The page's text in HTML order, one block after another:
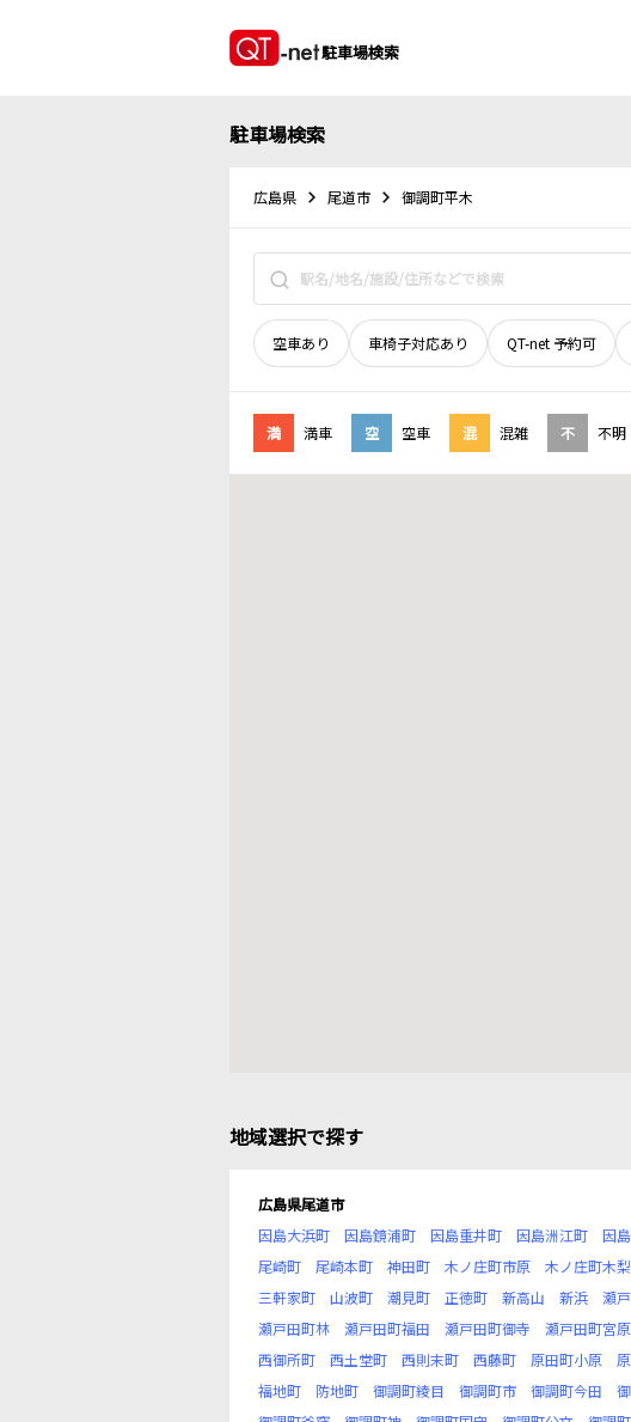
駐車場検索
駐車場検索
広島県 尾道市 御調町平木
空車あり 車椅子対応あり QT-net 予約可
満 満車 空 空車 混 混雑 不 不明
地域選択で探す
広島県尾道市
因島大浜町
因島鏡浦町 因島重井町 因島洲江町 因
尾崎町
尾崎本町 神田町 木ノ庄町市原 木ノ庄町木梨
三軒家町
山波町 潮見町 正徳町 新高山 新浜 瀬
瀬戸田町林
瀬戸田町福田 瀬戸田町御寺 瀬戸田町宮原
西御所町
西土堂町 西則末町 西藤町 原田町小原
福地町
防地町 御調町綾目 御調町市 御調町今田